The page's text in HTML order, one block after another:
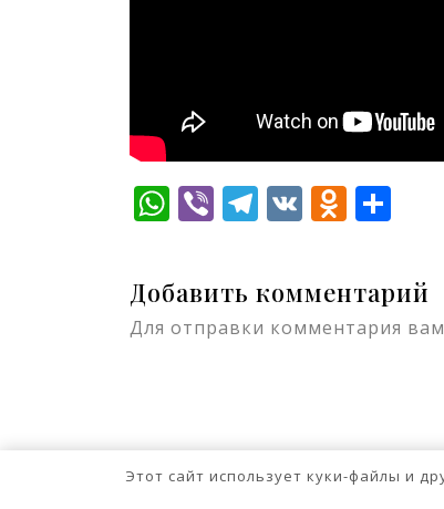
WhatsApp
ViberTelegram
VK
Добавить комментарий
Для отправки комментария
Этот сайт использует куки-файлы и